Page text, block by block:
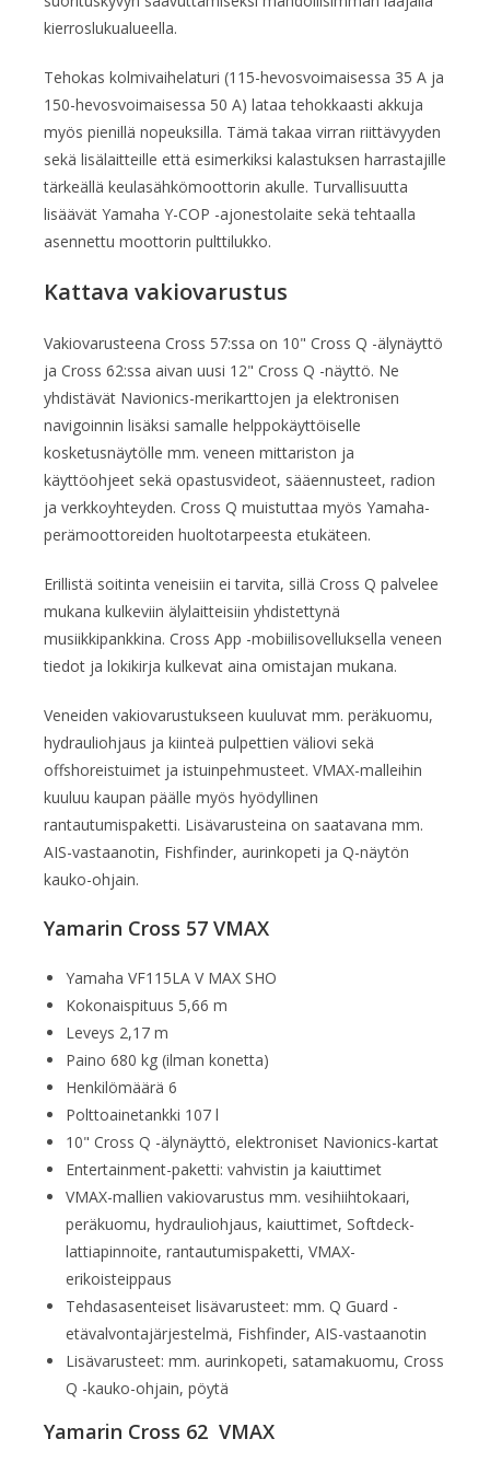
kierroslukualueella.
Tehokas kolmivaihelaturi (115-hevosvoimaisessa 35 A ja
150-hevosvoimaisessa 50 A) lataa tehokkaasti akkuja
myös pienillä nopeuksilla. Tämä takaa virran riittävyyden
sekä lisälaitteille että esimerkiksi kalastuksen harrastajille
tärkeällä keulasähkömoottorin akulle. Turvallisuutta
lisäävät Yamaha Y-COP -ajonestolaite sekä tehtaalla
asennettu moottorin pulttilukko.
Kattava vakiovarustus
Vakiovarusteena Cross 57:ssa on 10" Cross Q -älynäyttö
ja Cross 62:ssa aivan uusi 12" Cross Q -näyttö. Ne
yhdistävät Navionics-merikarttojen ja elektronisen
navigoinnin lisäksi samalle helppokäyttöiselle
kosketusnäytölle mm. veneen mittariston ja
käyttöohjeet sekä opastusvideot, sääennusteet, radion
ja verkkoyhteyden. Cross Q muistuttaa myös Yamaha-
perämoottoreiden huoltotarpeesta etukäteen.
Erillistä soitinta veneisiin ei tarvita, sillä Cross Q palvelee
mukana kulkeviin älylaitteisiin yhdistettynä
musiikkipankkina. Cross App -mobiilisovelluksella veneen
tiedot ja lokikirja kulkevat aina omistajan mukana.
Veneiden vakiovarustukseen kuuluvat mm. peräkuomu,
hydrauliohjaus ja kiinteä pulpettien väliovi sekä
offshoreistuimet ja istuinpehmusteet. VMAX-malleihin
kuuluu kaupan päälle myös hyödyllinen
rantautumispaketti. Lisävarusteina on saatavana mm.
AIS-vastaanotin, Fishfinder, aurinkopeti ja Q-näytön
kauko-ohjain.
Yamarin Cross 57 VMAX
Yamaha VF115LA V MAX SHO
Kokonaispituus 5,66 m
Leveys 2,17 m
Paino 680 kg (ilman konetta)
Henkilömäärä 6
Polttoainetankki 107 l
10" Cross Q -älynäyttö, elektroniset Navionics-kartat
Entertainment-paketti: vahvistin ja kaiuttimet
VMAX-mallien vakiovarustus mm. vesihiihtokaari,
peräkuomu, hydrauliohjaus, kaiuttimet, Softdeck-
lattiapinnoite, rantautumispaketti, VMAX-
erikoisteippaus
Tehdasasenteiset lisävarusteet: mm. Q Guard -
etävalvontajärjestelmä, Fishfinder, AIS-vastaanotin
Lisävarusteet: mm. aurinkopeti, satamakuomu, Cross
Q -kauko-ohjain, pöytä
Yamarin Cross 62 VMAX